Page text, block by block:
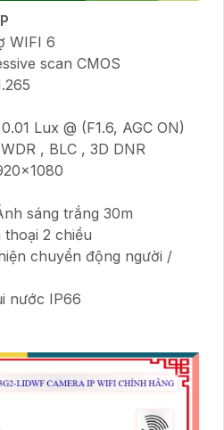
WIFI 6
scan CMOS
Lux @ (F1.6, AGC ON)
, BLC , 3D DNR
sáng trắng 30m
2 chiều
chuyển động người /
nước IP66